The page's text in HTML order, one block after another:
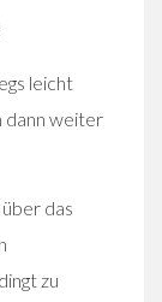
leicht
dann weiter
das
zu